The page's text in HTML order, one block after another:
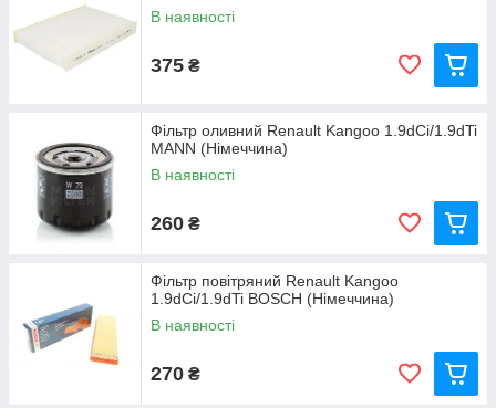
В наявності
375 ₴
Фільтр оливний Renault Kangoo 1.9dCi/1.9dTi
MANN (Німеччина)
В наявності
260 ₴
Фільтр повітряний Renault Kangoo
1.9dCi/1.9dTi BOSCH (Німеччина)
В наявності
270 ₴